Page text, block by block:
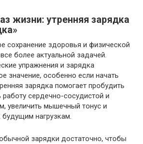
жизни: утренняя зарядка
сохранение здоровья и физической
более актуальной задачей.
упражнения и зарядка
значение, особенно если начать
зарядка помогает пробудить
работу сердечно-сосудистой и
увеличить мышечный тонус и
будущим нагрузкам.
зарядки достаточно, чтобы